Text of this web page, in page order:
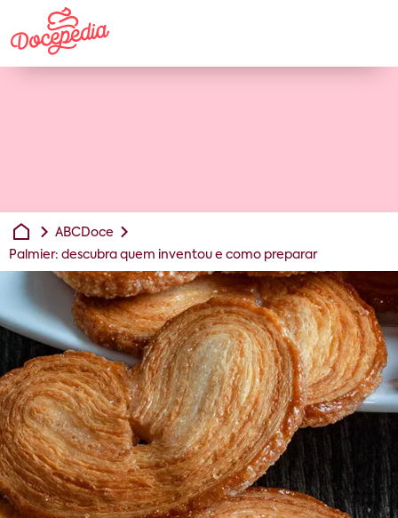
ABCDoce
Palmier: descubra quem inventou e como preparar